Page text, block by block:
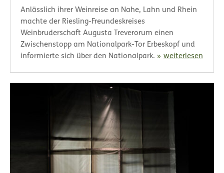
Treverorum
Anlässlich ihrer Weinreise an Nahe, Lahn und Rhein
machte der Riesling-Freundeskreises
Weinbruderschaft Augusta Treverorum einen
Zwischenstopp am Nationalpark-Tor Erbeskopf und
informierte sich über den Nationalpark.
weiterlesen